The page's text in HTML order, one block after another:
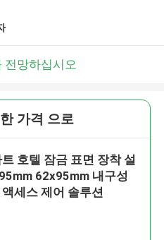
전망하십시오
가격 으로
호텔 잠금 표면 장착 설
62x95mm 내구성
세스 제어 솔루션